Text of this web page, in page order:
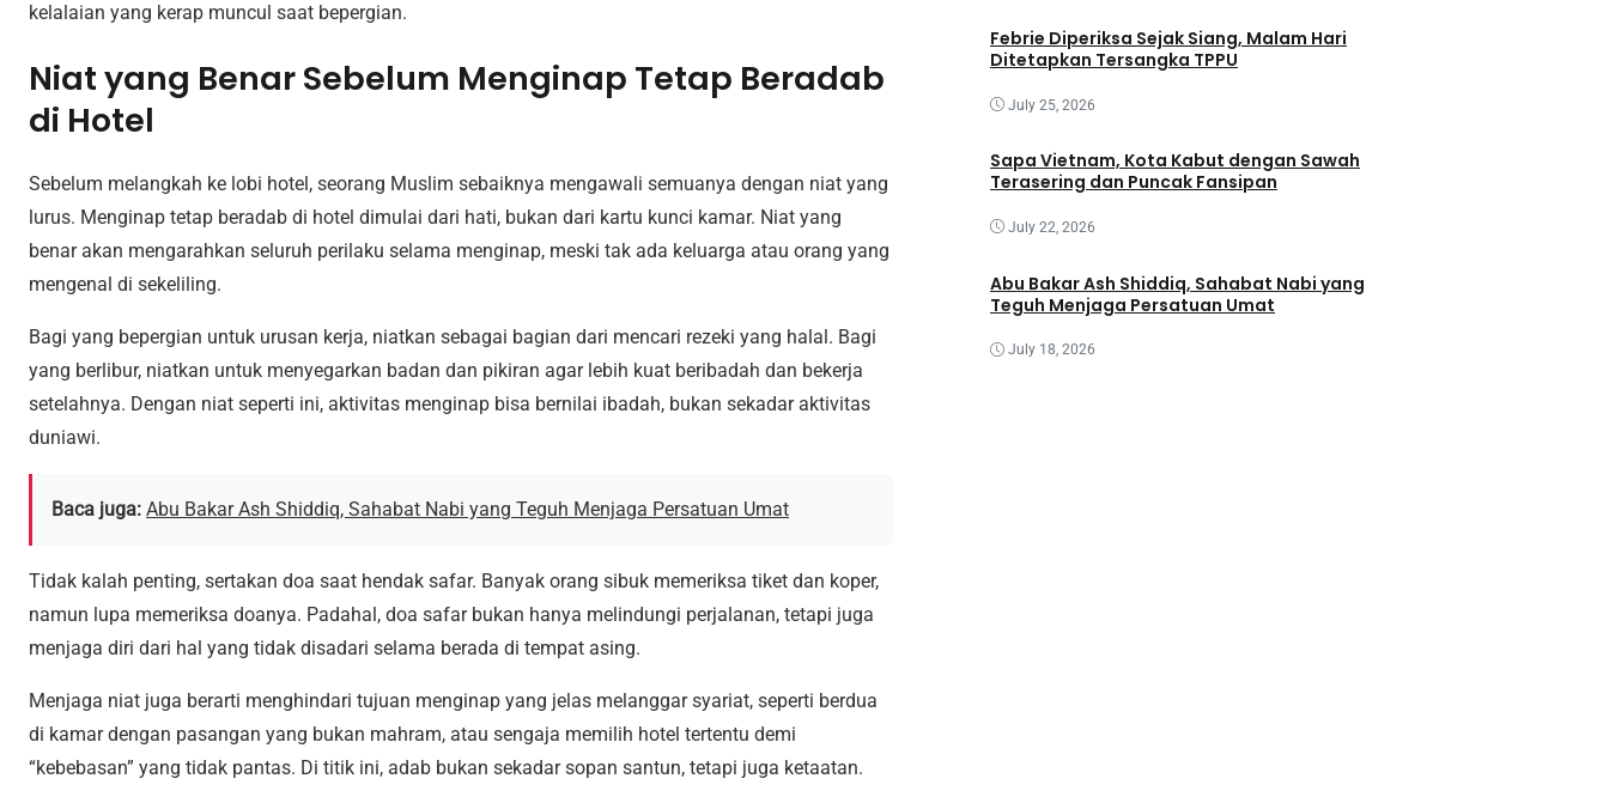
kelalaian yang kerap muncul saat bepergian.
Niat yang Benar Sebelum Menginap Tetap Beradab
di Hotel
Sebelum melangkah ke lobi hotel, seorang Muslim sebaiknya mengawali semuanya dengan niat yang
lurus. Menginap tetap beradab di hotel dimulai dari hati, bukan dari kartu kunci kamar. Niat yang
benar akan mengarahkan seluruh perilaku selama menginap, meski tak ada keluarga atau orang yang
mengenal di sekeliling.
Bagi yang bepergian untuk urusan kerja, niatkan sebagai bagian dari mencari rezeki yang halal. Bagi
yang berlibur, niatkan untuk menyegarkan badan dan pikiran agar lebih kuat beribadah dan bekerja
setelahnya. Dengan niat seperti ini, aktivitas menginap bisa bernilai ibadah, bukan sekadar aktivitas
duniawi.
Baca juga: Abu Bakar Ash Shiddiq, Sahabat Nabi yang Teguh Menjaga Persatuan Umat
Tidak kalah penting, sertakan doa saat hendak safar. Banyak orang sibuk memeriksa tiket dan koper,
namun lupa memeriksa doanya. Padahal, doa safar bukan hanya melindungi perjalanan, tetapi juga
menjaga diri dari hal yang tidak disadari selama berada di tempat asing.
Menjaga niat juga berarti menghindari tujuan menginap yang jelas melanggar syariat, seperti berdua
di kamar dengan pasangan yang bukan mahram, atau sengaja memilih hotel tertentu demi
“kebebasan” yang tidak pantas. Di titik ini, adab bukan sekadar sopan santun, tetapi juga ketaatan.
Febrie Diperiksa Sejak Siang, Malam Hari
Ditetapkan Tersangka TPPU
July 25, 2026
Sapa Vietnam, Kota Kabut dengan Sawah
Terasering dan Puncak Fansipan
July 22, 2026
Abu Bakar Ash Shiddiq, Sahabat Nabi yang
Teguh Menjaga Persatuan Umat
July 18, 2026